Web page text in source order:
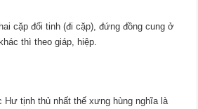
cặp đối tinh (đi cặp), đứng đồng cung ở
thì theo giáp, hiệp.
Hư tịnh thủ nhất thế xưng hùng nghĩa là